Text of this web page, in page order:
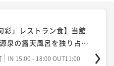
彩」レストラン食】当館
泉の露天風呂を独り占め
IN 15:00 - 18:00 OUT11:00